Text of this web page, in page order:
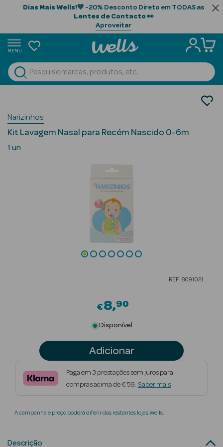
Dias Mais Wells!💙 -20% Desconto Direto em TODAS as
Lentes de Contacto👀
Aproveitar
MENU
Ver Tudo
Beauty Season
Cabelo
Profissional
Beauty Season
Nutricosmética
Perfumes
Beauty Season
Higiene Nasal
Narizinhos
Kit Lavagem Nasal para Recém Nascido 0-6m
1 un
REF: 8091021
€8 90
Disponível
Adicionar
Paga em 3 prestações sem juros para
compras acima de € 59. Saber mais
A campanha e preço poderá diferir das restantes lojas Wells.
Descrição